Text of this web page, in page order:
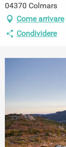
04370 Colmars
Come arrivare
Condividere